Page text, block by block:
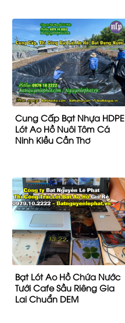
Cung Cấp Bạt Nhựa HDPE
Lót Ao Hồ Nuôi Tôm Cá
Ninh Kiều Cần Thơ
Bạt Lót Ao Hồ Chứa Nước
Tưới Cafe Sầu Riêng Gia
Lai Chuẩn DEM